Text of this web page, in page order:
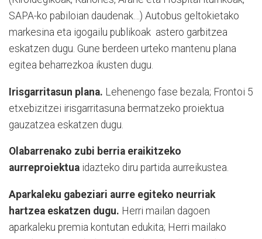
SAPA-ko pabiloian daudenak…) Autobus geltokietako
markesina eta igogailu publikoak astero garbitzea
eskatzen dugu. Gune berdeen urteko mantenu plana
egitea beharrezkoa ikusten dugu.
Irisgarritasun plana. Lehenengo fase bezala; Frontoi 5
etxebizitzei irisgarritasuna bermatzeko proiektua
gauzatzea eskatzen dugu.
Olabarrenako zubi berria eraikitzeko
aurreproiektua idazteko diru partida aurreikustea.
Aparkaleku gabeziari aurre egiteko neurriak
hartzea eskatzen dugu. Herri mailan dagoen
aparkaleku premia kontutan edukita; Herri mailako